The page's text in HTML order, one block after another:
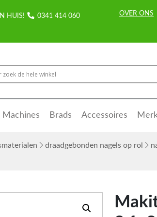
HUIS! 0341 414 060 OVER ONS
Machines Brads Accessoires
draadgebonden nagels op rol